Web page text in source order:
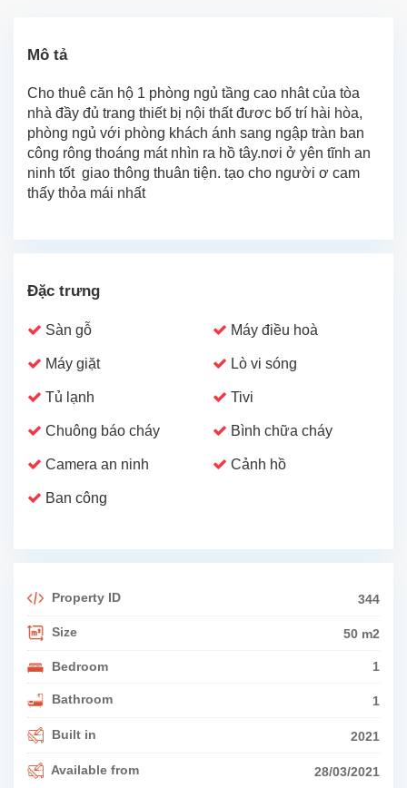
Mô tả
Cho thuê căn hộ 1 phòng ngủ tầng cao nhât của tòa
nhà đầy đủ trang thiết bị nội thất đươc bố trí hài hòa,
phòng ngủ với phòng khách ánh sang ngập tràn ban
công rông thoáng mát nhìn ra hồ tây.nơi ở yên tĩnh an
ninh tốt giao thông thuân tiện. tạo cho người ơ cam
thấy thỏa mái nhất
Đặc trưng
Sàn gỗ Máy điều hoà
Máy giặt Lò vi sóng
Tủ lạnh Tivi
Chuông báo cháy Bình chữa cháy
Camera an ninh Cảnh hồ
Ban công
Property ID 344
Size 50 m2
Bedroom 1
Bathroom 1
Built in 2021
Available from 28/03/2021